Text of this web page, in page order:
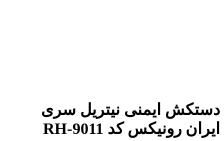
دستکش ایمنی نیتریل سری
ایران رونیکس کد RH-9011